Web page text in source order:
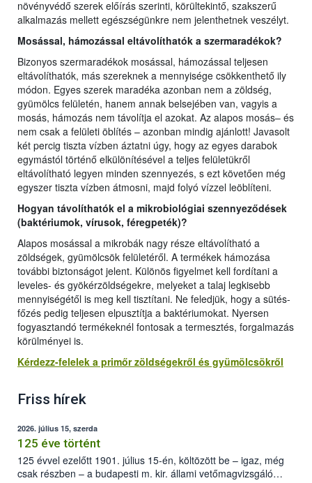
növényvédő szerek előírás szerinti, körültekintő, szakszerű
alkalmazás mellett egészségünkre nem jelenthetnek veszélyt.
Mosással, hámozással eltávolíthatók a szermaradékok?
Bizonyos szermaradékok mosással, hámozással teljesen
eltávolíthatók, más szereknek a mennyisége csökkenthető ily
módon. Egyes szerek maradéka azonban nem a zöldség,
gyümölcs felületén, hanem annak belsejében van, vagyis a
mosás, hámozás nem távolítja el azokat. Az alapos mosás– és
nem csak a felületi öblítés – azonban mindig ajánlott! Javasolt
két percig tiszta vízben áztatni úgy, hogy az egyes darabok
egymástól történő elkülönítésével a teljes felületükről
eltávolítható legyen minden szennyezés, s ezt követően még
egyszer tiszta vízben átmosni, majd folyó vízzel leöblíteni.
Hogyan távolíthatók el a mikrobiológiai szennyeződések
(baktériumok, vírusok, féregpeték)?
Alapos mosással a mikrobák nagy része eltávolítható a
zöldségek, gyümölcsök felületéről. A termékek hámozása
további biztonságot jelent. Különös figyelmet kell fordítani a
leveles- és gyökérzöldségekre, melyeket a talaj legkisebb
mennyiségétől is meg kell tisztítani. Ne feledjük, hogy a sütés-
főzés pedig teljesen elpusztítja a baktériumokat. Nyersen
fogyasztandó termékeknél fontosak a termesztés, forgalmazás
körülményei is.
Kérdezz-felelek a primőr zöldségekről és gyümölcsökről
Friss hírek
2026. július 15, szerda
125 éve történt
125 évvel ezelőtt 1901. július 15-én, költözött be – igaz, még
csak részben – a budapesti m. kir. állami vetőmagvizsgáló